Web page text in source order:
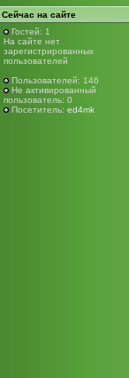
Сейчас на сайте
Гостей: 1
На сайте нет
зарегистрированных
пользователей
Пользователей: 146
Не активированный
пользователь: 0
Посетитель: ed4mk